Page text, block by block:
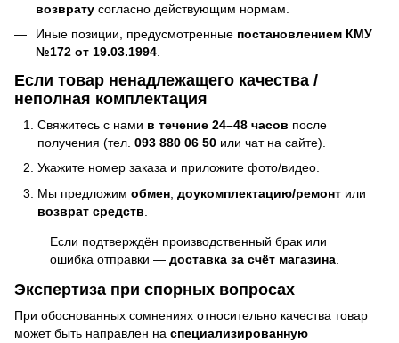
возврату согласно действующим нормам.
Иные позиции, предусмотренные постановлением КМУ
№172 от 19.03.1994.
Если товар ненадлежащего качества /
неполная комплектация
Свяжитесь с нами в течение 24–48 часов после
получения (тел. 093 880 06 50 или чат на сайте).
Укажите номер заказа и приложите фото/видео.
Мы предложим обмен доукомплектацию/ремонт или
возврат средств
Если подтверждён производственный брак или
ошибка отправки — доставка за счёт магазина
Экспертиза при спорных вопросах
При обоснованных сомнениях относительно качества товар
может быть направлен на специализированную